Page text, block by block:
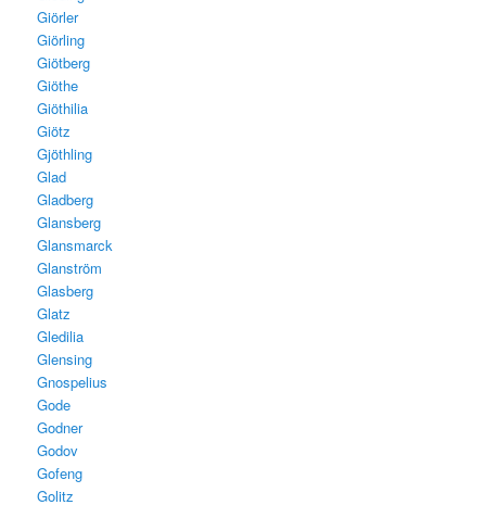
Giörler
Giörling
Giötberg
Giöthe
Giöthilia
Giötz
Gjöthling
Glad
Gladberg
Glansberg
Glansmarck
Glanström
Glasberg
Glatz
Gledilia
Glensing
Gnospelius
Gode
Godner
Godov
Gofeng
Golitz